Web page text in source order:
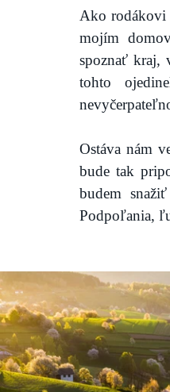
Ako rodákovi
mojím
spoznať kraj,
tohto
Ostáva nám
bude tak
budem
Podpoľania,